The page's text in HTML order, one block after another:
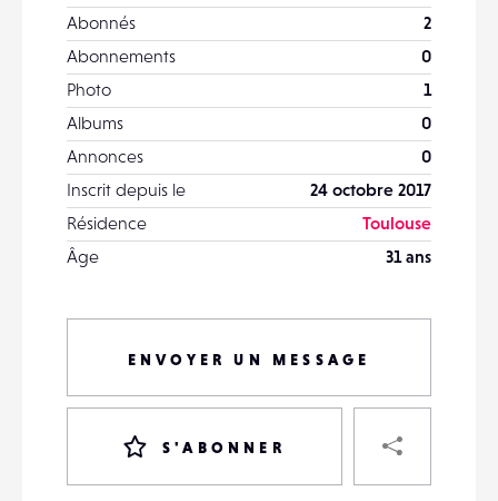
Abonnés
2
Abonnements
0
Photo
1
Albums
0
Annonces
0
Inscrit depuis le
24 octobre 2017
Résidence
Toulouse
Âge
31 ans
ENVOYER UN MESSAGE
S'ABONNER